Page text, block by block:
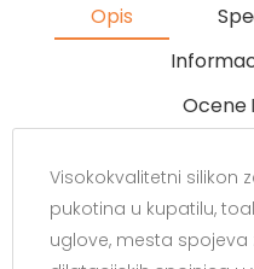
Opis
Ocene
Visokokvalitetni silikon
pukotina u kupatilu,
uglove, mesta